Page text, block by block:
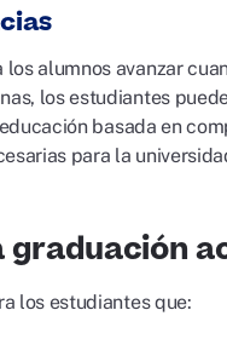
alumnos avanzar
los estudiantes
basada en
para la
graduación
los estudiantes que: